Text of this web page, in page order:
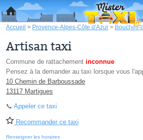
Accueil > Provence-Alpes-Côte d'Azur > Bouches-
Artisan taxi
Commune de rattachement inconnue
Pensez à la demander au taxi lorsque vous
10 Chemin de Barboussade
13117 Martigues
📞 Appeler ce taxi
Recommander ce taxi
Renseigner les horaires